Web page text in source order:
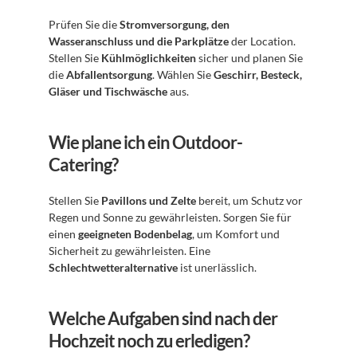
Prüfen Sie die Stromversorgung, den
Wasseranschluss und die Parkplätze der Location.
Stellen Sie Kühlmöglichkeiten sicher und planen Sie
die Abfallentsorgung. Wählen Sie Geschirr, Besteck,
Gläser und Tischwäsche aus.
Wie plane ich ein Outdoor-
Catering?
Stellen Sie Pavillons und Zelte bereit, um Schutz vor
Regen und Sonne zu gewährleisten. Sorgen Sie für
einen geeigneten Bodenbelag, um Komfort und
Schlechtwetteralternative ist unerlässlich.
Welche Aufgaben sind nach der
Hochzeit noch zu erledigen?